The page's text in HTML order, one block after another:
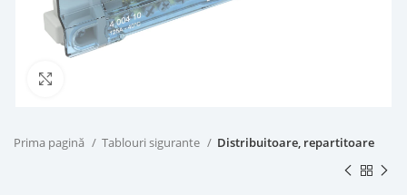
Prima pagină Tablouri sigurante Distribuitoare, repartitoare